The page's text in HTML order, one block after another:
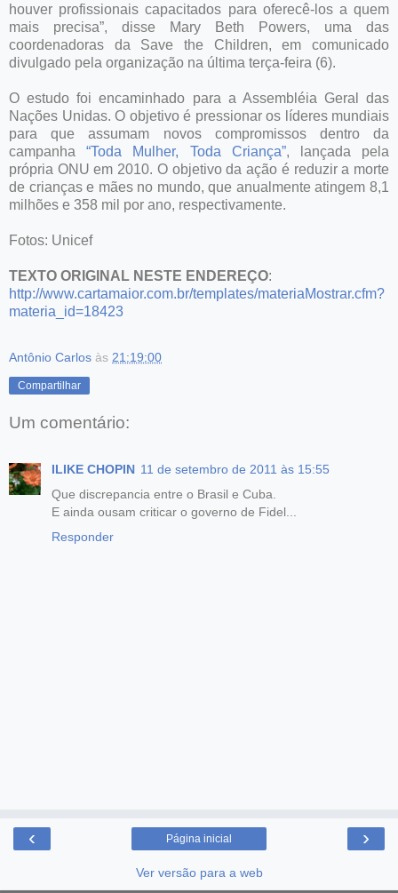
houver profissionais capacitados para oferecê-los a quem
mais precisa”, disse Mary Beth Powers, uma das
coordenadoras da Save the Children, em comunicado
divulgado pela organização na última terça-feira (6).
O estudo foi encaminhado para a Assembléia Geral das
Nações Unidas. O objetivo é pressionar os líderes mundiais
para que assumam novos compromissos dentro da
campanha“Toda Mulher, Toda Criança”, lançada pela
própria ONU em 2010. O objetivo da ação é reduzir a morte
de crianças e mães no mundo, que anualmente atingem 8,1
milhões e 358 mil por ano, respectivamente.
Fotos: Unicef
TEXTO ORIGINAL NESTE ENDEREÇO:
http://www.cartamaior.com.br/templates/materiaMostrar.cfm?
materia_id=18423
Antônio Carlos às 21:19:00
Compartilhar
Um comentário:
ILIKE CHOPIN 11 de setembro de 2011 às 15:55
Que discrepancia entre o Brasil e Cuba.
E ainda ousam criticar o governo de Fidel...
Responder
‹ ›
Página inicial
Ver versão para a web